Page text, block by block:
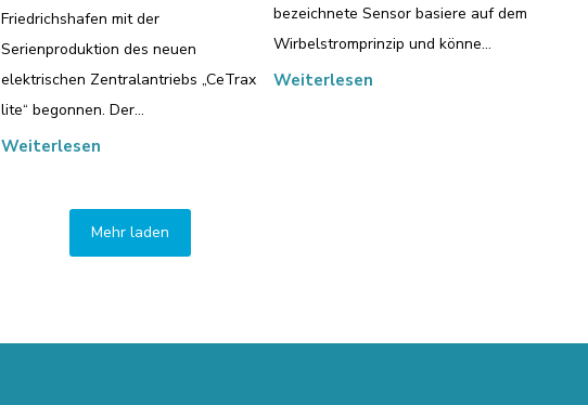
Friedrichshafen mit der
Serienproduktion des neuen
elektrischen Zentralantriebs „CeTrax
lite“ begonnen. Der…
Weiterlesen
bezeichnete Sensor basiere auf dem
Wirbelstromprinzip und könne…
Weiterlesen
Mehr laden